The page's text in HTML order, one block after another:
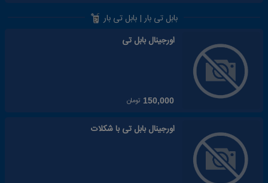
بابل تی بار | بابل تی بار
اورجینال بابل تی
150,000 تومان
اورجینال بابل تی با شکلات